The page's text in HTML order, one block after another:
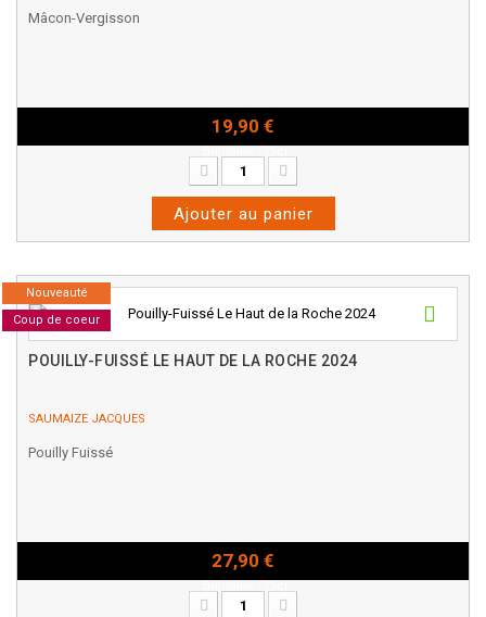
Mâcon-Vergisson
19,90 €
Ajouter au panier
Nouveauté
Coup de coeur
POUILLY-FUISSÉ LE HAUT DE LA ROCHE 2024
SAUMAIZE JACQUES
Pouilly Fuissé
27,90 €